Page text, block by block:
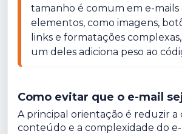
tamanho é comum em e-
elementos, como imagens,
links e formatações
um deles adiciona peso ao
Como evitar que o e-mail
A principal orientação é reduzir
conteúdo e a complexidade do